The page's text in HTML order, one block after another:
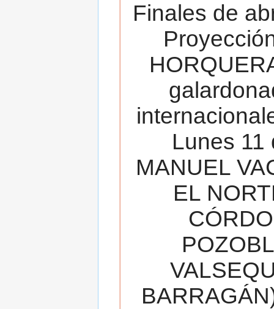
Finales de
Lunes 11
MANUEL
EL